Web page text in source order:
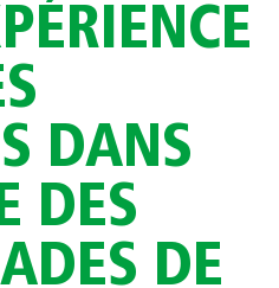
DANS
DES
DE